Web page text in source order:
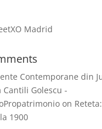
Madrid
Contemporane din
Golescu -
on
1900